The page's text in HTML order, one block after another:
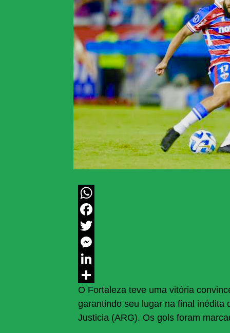
WhatsApp
Facebook
Twitter
Messenger
LinkedIn
Share
O Fortaleza teve uma vitória
garantindo seu lugar na final inédita
Justicia (ARG). Os gols foram